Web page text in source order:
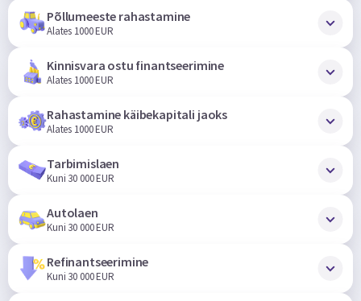
Põllumeeste rahastamine
Alates 1000 EUR
Kinnisvara ostu finantseerimine
Alates 1000 EUR
Rahastamine käibekapitali jaoks
Alates 1000 EUR
Tarbimislaen
Kuni 30 000 EUR
Autolaen
Kuni 30 000 EUR
Refinantseerimine
Kuni 30 000 EUR